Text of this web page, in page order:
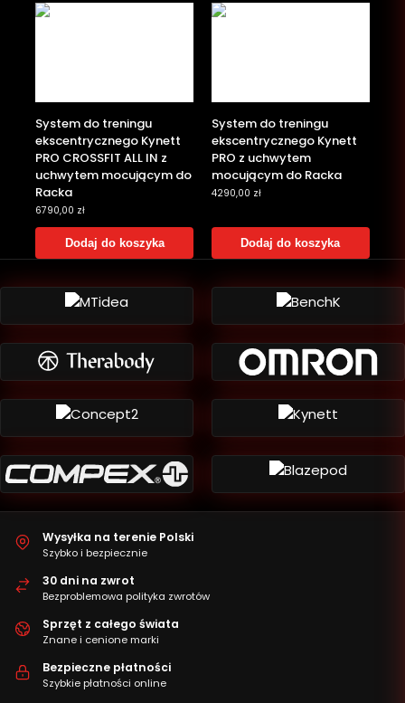
System do treningu
ekscentrycznego Kynett
PRO CROSSFIT ALL IN z
uchwytem mocującym do
Racka
6790,00 zł
Dodaj do koszyka
System do treningu
ekscentrycznego Kynett
PRO z uchwytem
mocującym do Racka
4290,00 zł
Dodaj do koszyka
Wysyłka na terenie Polski
Szybko i bezpiecznie
30 dni na zwrot
Bezproblemowa polityka zwrotów
Sprzęt z całego świata
Znane i cenione marki
Bezpieczne płatności
Szybkie płatności online